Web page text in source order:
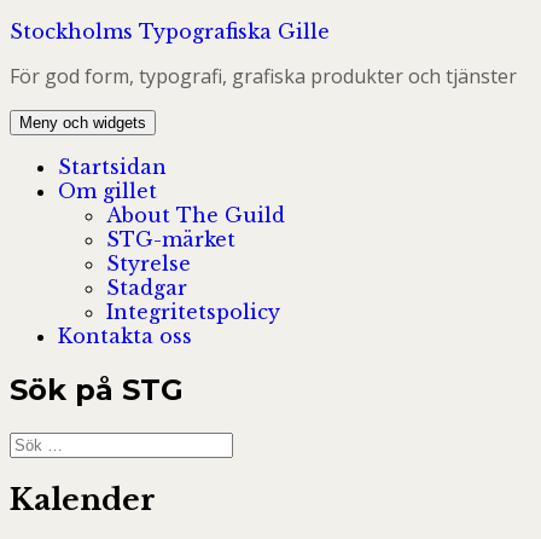
Hoppa
innehåll
Stockholms Typografiska Gille
För god form, typografi, grafiska produkter och tjänster
Meny och widgets
Startsidan
Om gillet
About The Guild
STG-märket
Styrelse
Stadgar
Integritetspolicy
Kontakta oss
Sök på STG
Sök
efter:
Kalender